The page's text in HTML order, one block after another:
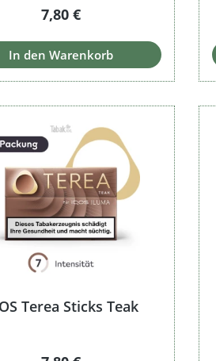
Regulärer Preis:
7,80 €
In den Warenkorb
Terea Sticks Teak